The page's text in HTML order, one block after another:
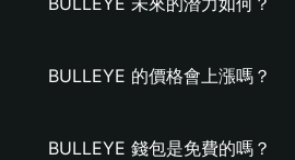
BULLEYE 的價格會上漲嗎？
BULLEYE 錢包是免費的嗎？